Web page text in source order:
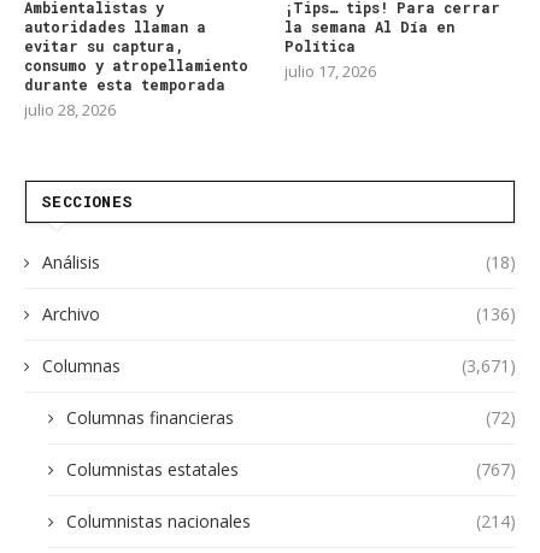
Ambientalistas y
autoridades llaman a
evitar su captura,
consumo y atropellamiento
durante esta temporada
julio 28, 2026
¡Tips… tips! Para cerrar
la semana Al Día en
Política
julio 17, 2026
SECCIONES
Análisis (18)
Archivo (136)
Columnas (3,671)
Columnas financieras (72)
Columnistas estatales (767)
Columnistas nacionales (214)